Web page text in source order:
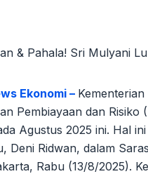
Ekonomi –
Pembiayaan dan
Agustus 2025 ini. Hal
Deni Ridwan, dalam
Rabu (13/8/2025).